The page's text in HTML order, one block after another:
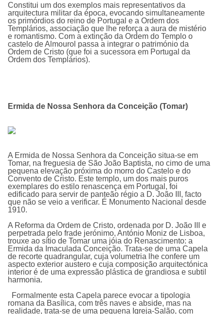
Constitui um dos exemplos mais representativos da
arquitectura militar da época, evocando simultaneamente
os primórdios do reino de Portugal e a Ordem dos
Templários, associação que lhe reforça a aura de mistério
e romantismo. Com a extinção da Ordem do Templo o
castelo de Almourol passa a integrar o património da
Ordem de Cristo (que foi a sucessora em Portugal da
Ordem dos Templários).
Ermida de Nossa Senhora da Conceição (Tomar)
A Ermida de Nossa Senhora da Conceição situa-se em
Tomar, na freguesia de São João Baptista, no cimo de uma
pequena elevação próxima do morro do Castelo e do
Convento de Cristo. Este templo, um dos mais puros
exemplares do estilo renascença em Portugal, foi
edificado para servir de panteão régio a D. João III, facto
que não se veio a verificar. É Monumento Nacional desde
1910.
A Reforma da Ordem de Cristo, ordenada por D. João III e
perpetrada pelo frade jerónimo, António Moniz de Lisboa,
trouxe ao sítio de Tomar uma jóia do Renascimento: a
Ermida da Imaculada Conceição. Trata-se de uma Capela
de recorte quadrangular, cuja volumetria lhe confere um
aspecto exterior austero e cuja composição arquitectónica
interior é de uma expressão plástica de grandiosa e subtil
harmonia.
Formalmente esta Capela parece evocar a tipologia
romana da Basílica, com três naves e abside, mas na
realidade, trata-se de uma pequena Igreja-Salão, com